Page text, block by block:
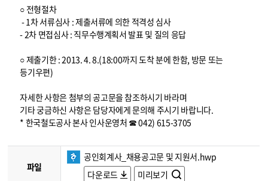
○ 전형절차
- 1차 서류심사 : 제출서류에 의한 적격성 심사
- 2차 면접심사 : 직무수행계획서 발표 및 질의 응답
○ 제출기한 : 2013. 4. 8.(18:00까지 도착 분에 한함, 방문 또는
등기우편)
자세한 사항은 첨부의 공고문을 참조하시기 바라며
기타 궁금하신 사항은 담당자에게 문의해 주시기 바랍니다.
* 한국철도공사 본사 인사운영처 ☎ 042) 615-3705
파일
공인회계사_채용공고문 및 지원서.hwp
다운로드
미리보기